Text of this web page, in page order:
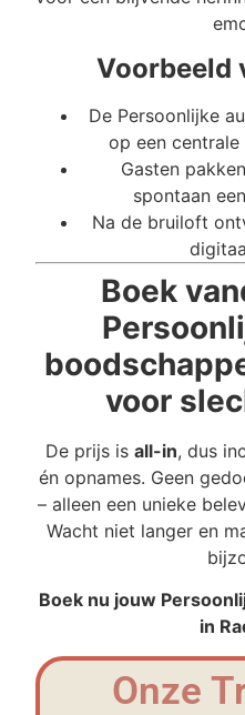
Voorbeeld
De Persoonlijke
op een
Gasten
spontaan
Na de bruiloft
Boek
voor
De prijs is all-in, dus
én opnames. Geen
– alleen een unieke
Wacht niet langer en
Boek nu jouw
in
Onze